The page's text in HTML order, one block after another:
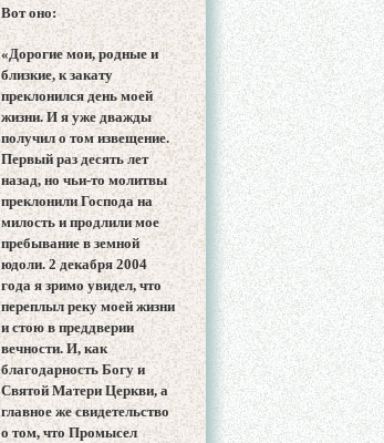
Вот оно:
«Дорогие мои, родные и
близкие, к закату
преклонился день моей
жизни. И я уже дважды
получил о том извещение.
Первый раз десять лет
назад, но чьи-то молитвы
преклонили Господа на
милость и продлили мое
пребывание в земной
юдоли. 2 декабря 2004
года я зримо увидел, что
переплыл реку моей жизни
и стою в преддверии
вечности. И, как
благодарность Богу и
Святой Матери Церкви, а
главное же свидетельство
о том, что Промысел